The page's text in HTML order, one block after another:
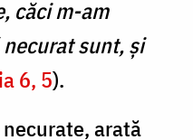
căci m-am
sunt, și
6, 5).
arată